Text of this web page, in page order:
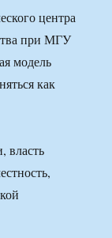
центра
при МГУ
модель
как
власть